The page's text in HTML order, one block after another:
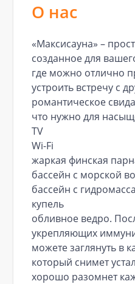
О нас
«Максисауна» –
созданное для
где можно отлично
устроить встречу с
романтическое
что нужно для
TV
Wi-Fi
жаркая финская
бассейн с морской
бассейн с
купель
обливное ведро.
укрепляющих
можете заглянуть в
который снимет
хорошо разомнет